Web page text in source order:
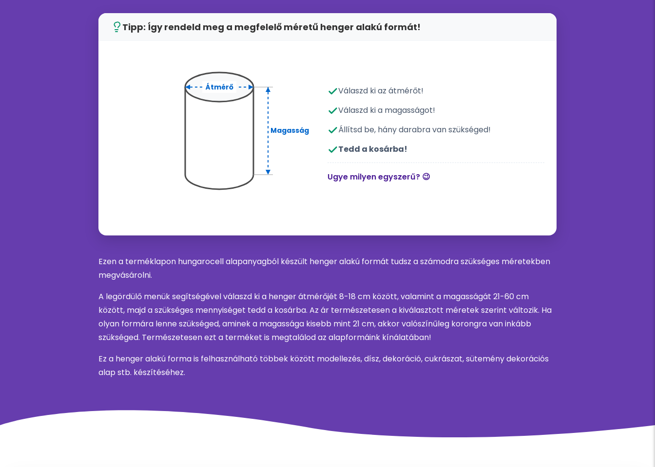
Tipp: Így rendeld meg a megfelelő méretű henger alakú formát!
Átmérő
Magasság
Válaszd ki az átmérőt!
Válaszd ki a magasságot!
Állítsd be, hány darabra van szükséged!
Tedd a kosárba!
Ugye milyen egyszerű? 😉
Ezen a terméklapon hungarocell alapanyagból készült henger alakú formát tudsz a számodra szükséges méretekben
megvásárolni.
A legördülő menük segítségével válaszd ki a henger átmérőjét 8-18 cm között, valamint a magasságát 21-60 cm
között, majd a szükséges mennyiséget tedd a kosárba. Az ár természetesen a kiválasztott méretek szerint változik. Ha
olyan formára lenne szükséged, aminek a magassága kisebb mint 21 cm, akkor valószínűleg korongra van inkább
szükséged. Természetesen ezt a terméket is megtalálod az alapformáink kínálatában!
Ez a henger alakú forma is felhasználható többek között modellezés, dísz, dekoráció, cukrászat, sütemény dekorációs
alap stb. készítéséhez.